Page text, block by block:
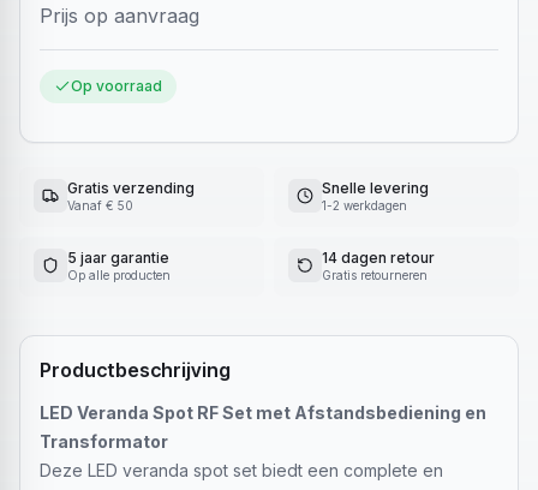
Prijs op aanvraag
Op voorraad
Gratis verzending
Vanaf € 50
Snelle levering
1-2 werkdagen
5 jaar garantie
Op alle producten
14 dagen retour
Gratis retourneren
Productbeschrijving
LED Veranda Spot RF Set met Afstandsbediening en
Transformator
Deze LED veranda spot set biedt een complete en